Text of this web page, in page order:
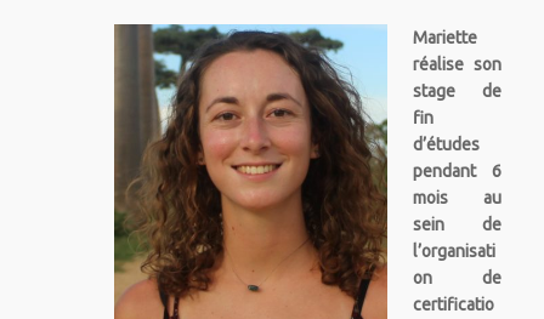
Mariette
réalise son
stage de
fin
d’études
pendant 6
mois au
sein de
l’organisati
on de
certificatio